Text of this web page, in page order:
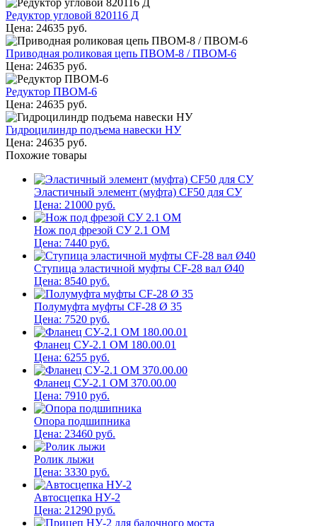
Редуктор угловой 820116 Д
Цена: 24635 руб.
Приводная роликовая цепь ПВОМ-8 / ПВОМ-6
Цена: 24635 руб.
Редуктор ПВОМ-6
Цена: 24635 руб.
Гидроцилиндр подъема навески НУ
Цена: 24635 руб.
Похожие товары
Эластичный элемент (муфта) CF50 для СУ
Цена: 21000 руб.
Нож под фрезой СУ 2.1 ОМ
Цена: 7440 руб.
Ступица эластичной муфты CF-28 вал Ø40
Цена: 8540 руб.
Полумуфта муфты CF-28 Ø 35
Цена: 7520 руб.
Фланец СУ-2.1 ОМ 180.00.01
Цена: 6255 руб.
Фланец СУ-2.1 ОМ 370.00.00
Цена: 7910 руб.
Опора подшипника
Цена: 23460 руб.
Ролик лыжи
Цена: 3330 руб.
Автосцепка НУ-2
Цена: 21290 руб.